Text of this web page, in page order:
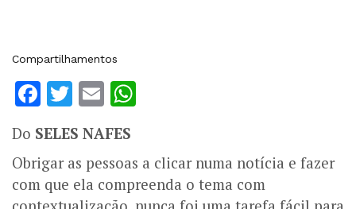
Compartilhamentos
Facebook
Twitter
Email
Do SELES NAFES
Obrigar as pessoas a clicar numa notícia e fazer
com que ela compreenda o tema com